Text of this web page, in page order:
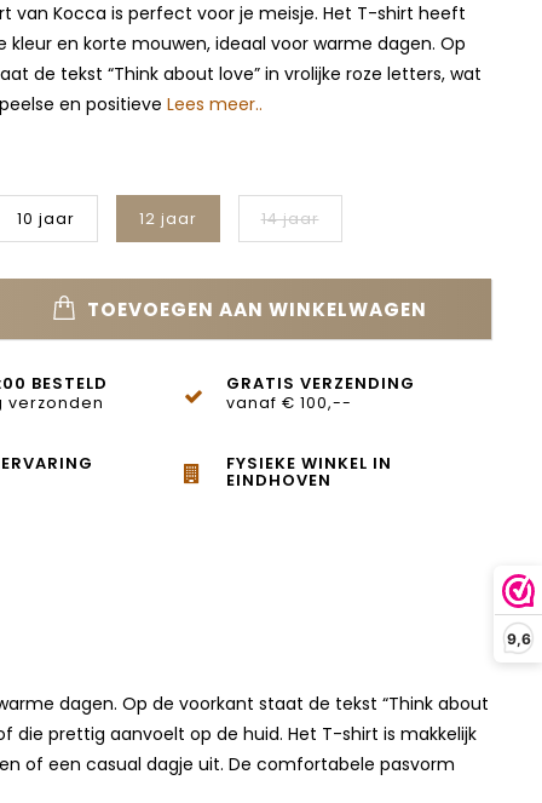
9,6
van Kocca is perfect voor je meisje. Het T-shirt heeft
kleur en korte mouwen, ideaal voor warme dagen. Op
de tekst “Think about love” in vrolijke roze letters, wat
en positieve Lees meer..
10 jaar 12 jaar 14 jaar
TOEVOEGEN AAN WINKELWAGEN
BESTELD
verzonden
GRATIS VERZENDING
vanaf € 100,--
FYSIEKE WINKEL IN
EINDHOVEN
dagen. Op de voorkant staat de tekst “Think about
die prettig aanvoelt op de huid. Het T-shirt is makkelijk
of een casual dagje uit. De comfortabele pasvorm